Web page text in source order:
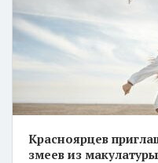
Красноярцев
змеев из макулатуры